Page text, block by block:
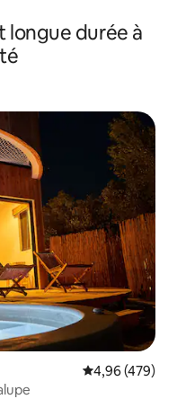
longue durée à
Évaluation
4,96 (479)